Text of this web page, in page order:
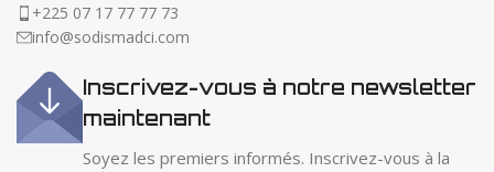
+225 07 17 77 77 73
info@sodismadci.com
Inscrivez-vous à notre newsletter
maintenant
Soyez les premiers informés. Inscrivez-vous à la